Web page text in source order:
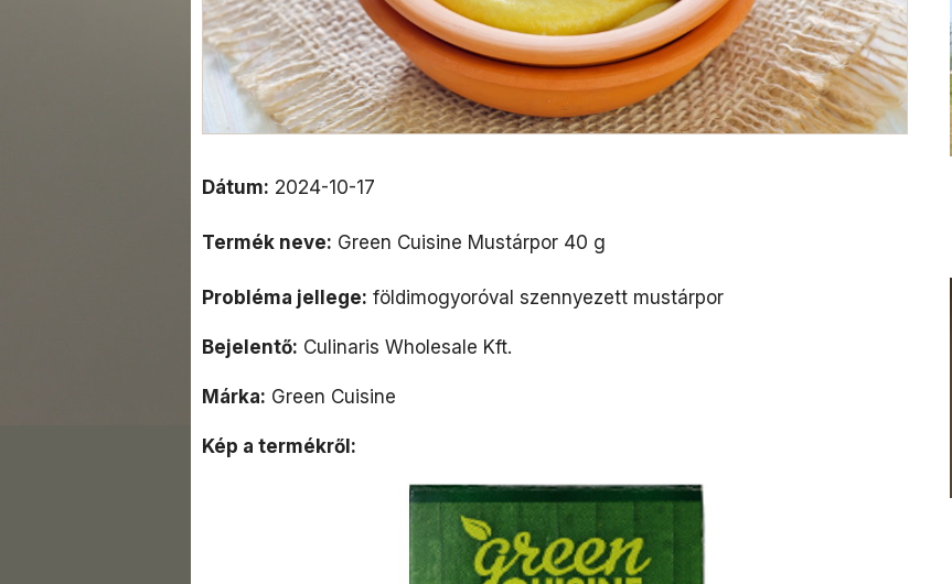
Dátum: 2024-10-17
Termék neve: Green Cuisine Mustárpor 40 g
Probléma jellege: földimogyoróval szennyezett mustárpor
Bejelentő: Culinaris Wholesale Kft.
Márka: Green Cuisine
Kép a termékről: